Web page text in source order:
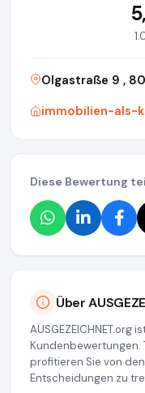
Olgastraße 9 ,
immobilien-als-
Diese Bewertung
Über
AUSGEZEICHNET.org
Kundenbewertungen.
profitieren Sie von
Entscheidungen zu